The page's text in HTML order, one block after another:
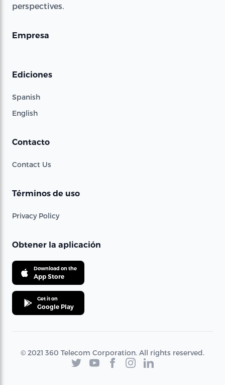
perspectives.
Empresa
Ediciones
Spanish
English
Contacto
Contact Us
Términos de uso
Privacy Policy
Obtener la aplicación
Download on the
App Store
Get it on
Google Play
© 2021 360 Telecom Corporation. All rights reserved.